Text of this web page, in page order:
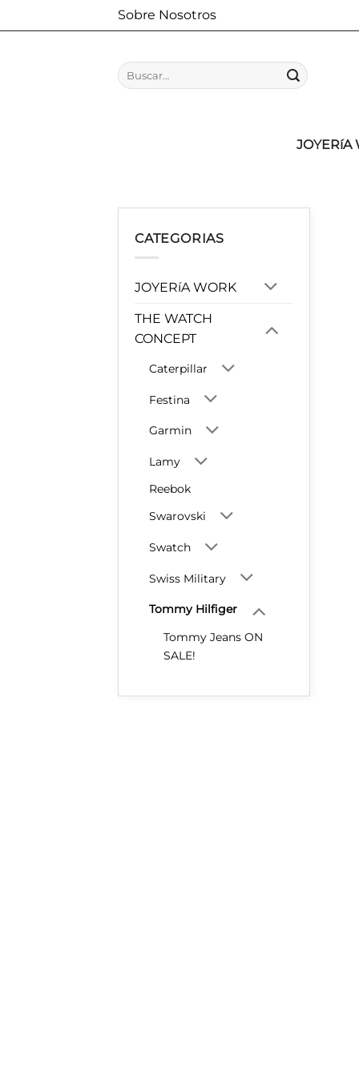
al
Sobre Nosotros
Buscar
por:
JOYERíA
CATEGORIAS
JOYERíA WORK
THE WATCH
CONCEPT
Caterpillar
Festina
Garmin
Lamy
Reebok
Swarovski
Swatch
Swiss Military
Tommy Hilfiger
Tommy Jeans ON
SALE!